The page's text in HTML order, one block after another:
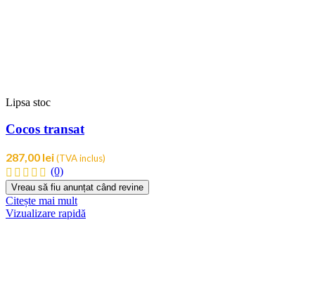
Lipsa stoc
Cocos transat
287,00 lei(TVA inclus)
(0)
Citește mai mult
Vizualizare rapidă